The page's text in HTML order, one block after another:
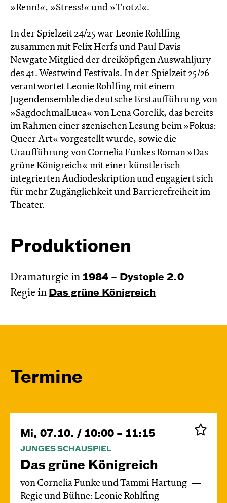
»Renn!«, »Stress!« und »Trotz!«.
In der Spielzeit 24/25 war Leonie Rohlfing
zusammen mit Felix Herfs und Paul Davis
Newgate Mitglied der dreiköpfigen Auswahljury
des 41. Westwind Festivals. In der Spielzeit 25/26
verantwortet Leonie Rohlfing mit einem
Jugendensemble die deutsche Erstaufführung von
»SagdochmalLuca« von Lena Gorelik, das bereits
im Rahmen einer szenischen Lesung beim »Fokus:
Queer Art« vorgestellt wurde, sowie die
Uraufführung von Cornelia Funkes Roman »Das
grüne Königreich« mit einer künstlerisch
integrierten Audiodeskription und engagiert sich
für mehr Zugänglichkeit und Barrierefreiheit im
Theater.
Produktionen
Dramaturgie in 1984 – Dystopie 2.0
Regie in Das grüne König­reich
Termine
Mi, 07.10. / 10:00 – 11:15
JUNGES SCHAUSPIEL
Das grüne König­reich
von Cornelia Funke und Tammi Hartung
Regie und Bühne: Leonie Rohlfing